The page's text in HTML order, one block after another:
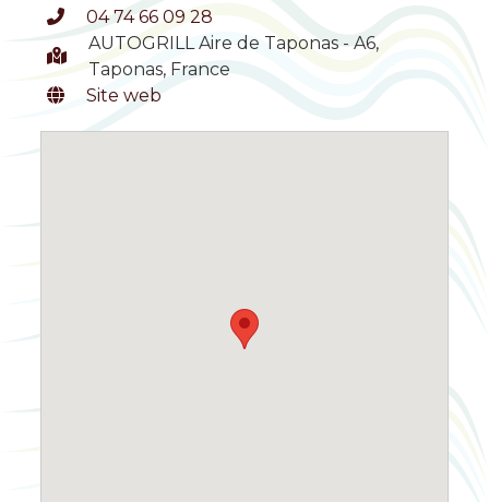
04 74 66 09 28
AUTOGRILL Aire de Taponas - A6,
Taponas, France
Site web